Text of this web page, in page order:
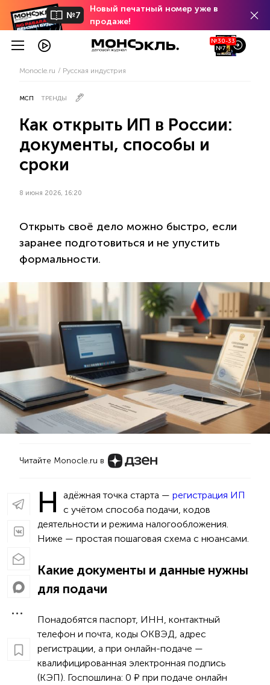
№7
Новый печатный номер уже в
продаже!
№30-33
№7
Monocle.ru Русская индустрия
МСП ТРЕНДЫ
Как открыть ИП в России:
документы, способы и
сроки
8 июня 2026, 16:20
Открыть своё дело можно быстро, если
заранее подготовиться и не упустить
формальности.
Читайте Monocle.ru в
Н адёжная точка старта — регистрация ИП
с учётом способа подачи, кодов
деятельности и режима налогообложения.
Ниже — простая пошаговая схема с нюансами.
Какие документы и данные нужны
для подачи
Понадобятся паспорт, ИНН, контактный
телефон и почта, коды ОКВЭД, адрес
регистрации, а при онлайн-подаче —
квалифицированная электронная подпись
(КЭП). Госпошлина: 0 ₽ при подаче онлайн